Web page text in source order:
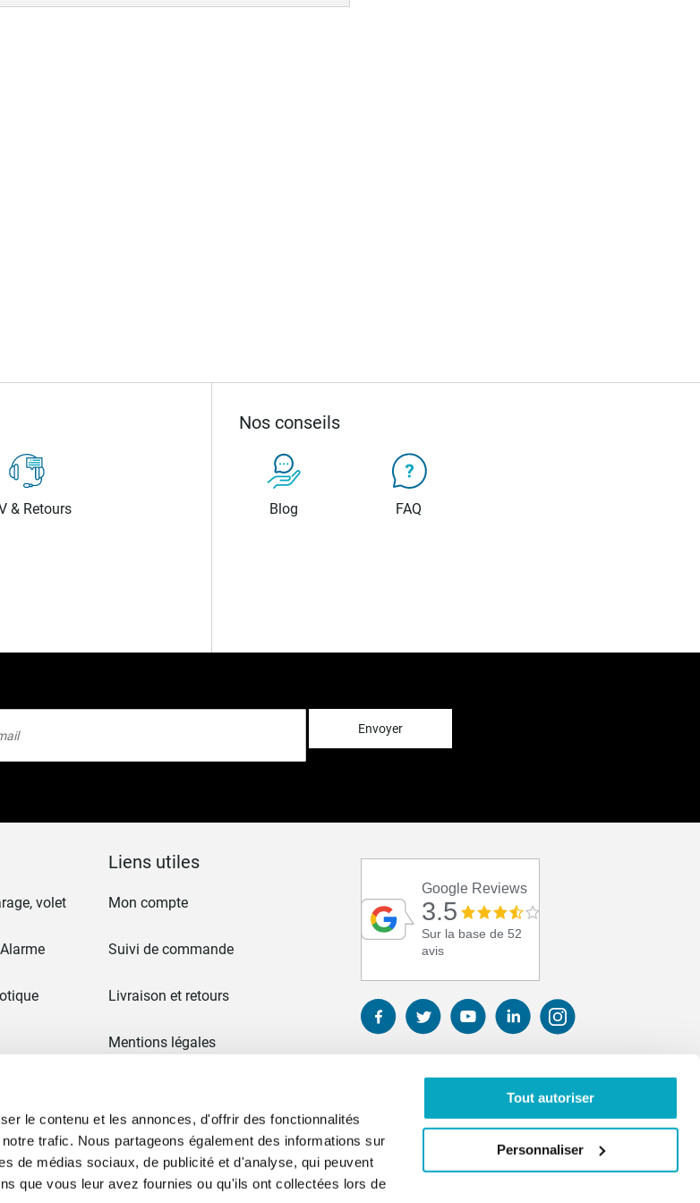
le contenu et les annonces, d'offrir des fonctionnalités
trafic. Nous partageons également des informations sur
de médias sociaux, de publicité et d'analyse, qui peuvent
que vous leur avez fournies ou qu'ils ont collectées lors de
Tout autoriser
Personnaliser
& Retours
Nos conseils
Blog FAQ
Envoyer
volet
Liens utiles
Mon compte
Suivi de commande
Livraison et retours
Mentions légales
Paiement en 3x sans frais
Ancien site
Google Reviews
3.5
Sur la base de 52
avis